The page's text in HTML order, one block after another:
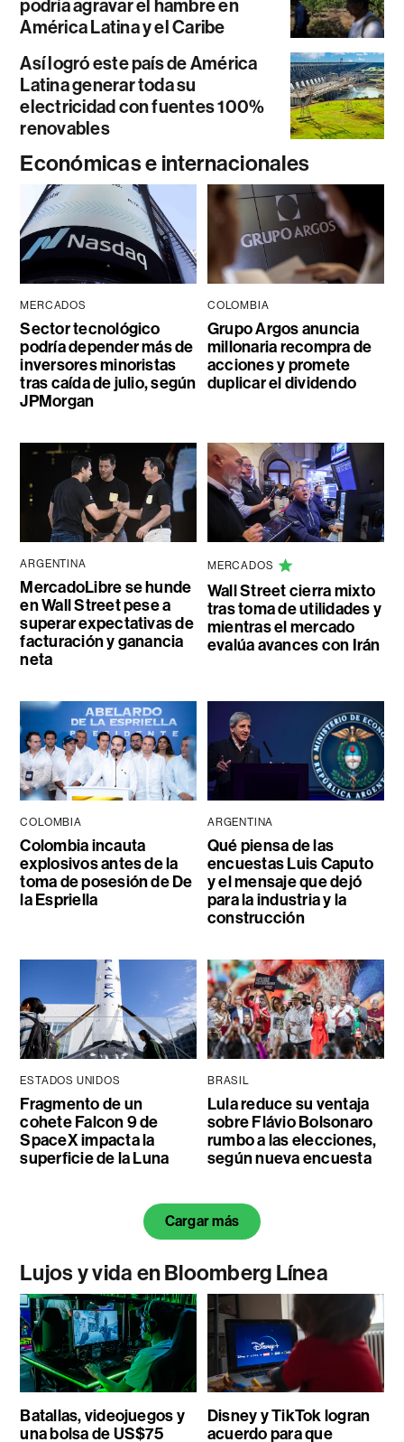
podría agravar el hambre en
América Latina y el Caribe
Así logró este país de América
Latina generar toda su
electricidad con fuentes 100%
renovables
Económicas e internacionales
MERCADOS
Sector tecnológico
podría depender más de
inversores minoristas
tras caída de julio, según
JPMorgan
COLOMBIA
Grupo Argos anuncia
millonaria recompra de
acciones y promete
duplicar el dividendo
ARGENTINA
MercadoLibre se hunde
en Wall Street pese a
superar expectativas de
facturación y ganancia
neta
MERCADOS
Wall Street cierra mixto
tras toma de utilidades y
mientras el mercado
evalúa avances con Irán
COLOMBIA
Colombia incauta
explosivos antes de la
toma de posesión de De
la Espriella
ARGENTINA
Qué piensa de las
encuestas Luis Caputo
y el mensaje que dejó
para la industria y la
construcción
ESTADOS UNIDOS
Fragmento de un
cohete Falcon 9 de
SpaceX impacta la
superficie de la Luna
BRASIL
Lula reduce su ventaja
sobre Flávio Bolsonaro
rumbo a las elecciones,
según nueva encuesta
Cargar más
Lujos y vida en Bloomberg Línea
Batallas, videojuegos y
una bolsa de US$75
Disney y TikTok logran
acuerdo para que